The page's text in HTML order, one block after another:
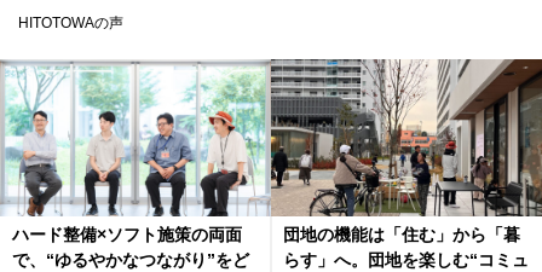
HITOTOWAの声
ハード整備×ソフト施策の両面
で、“ゆるやかなつながり”をど
団地の機能は「住む」から「暮
らす」へ。団地を楽しむ“コミュ